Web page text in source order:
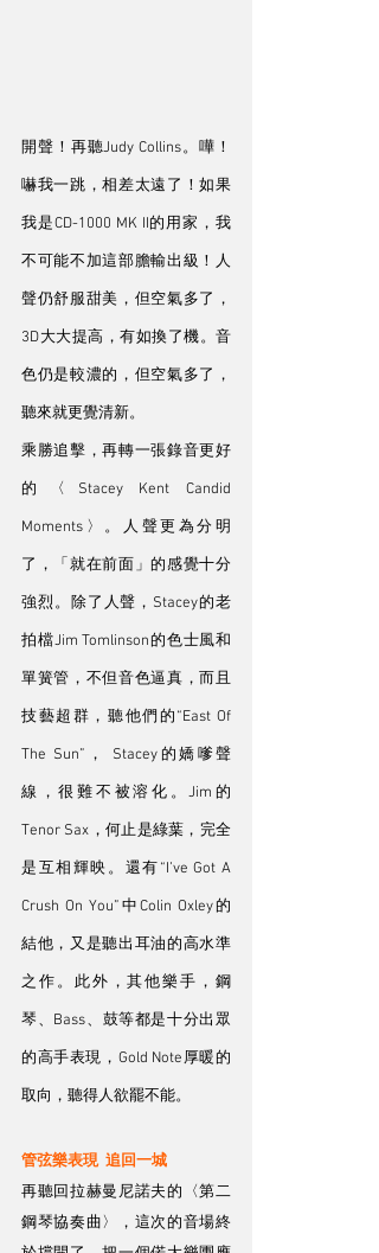
開聲！再聽Judy Collins。嘩！
嚇我一跳，相差太遠了！如果
我是CD-1000 MK II的用家，我
不可能不加這部膽輸出級！人
聲仍舒服甜美，但空氣多了，
3D大大提高，有如換了機。音
色仍是較濃的，但空氣多了，
聽來就更覺清新。
乘勝追擊，再轉一張錄音更好
的〈Stacey Kent Candid
Moments〉。人聲更為分明
了，「就在前面」的感覺十分
強烈。除了人聲，Stacey的老
拍檔Jim Tomlinson的色士風和
單簧管，不但音色逼真，而且
技藝超群，聽他們的“East Of
The Sun”， Stacey的嬌嗲聲
線，很難不被溶化。Jim的
Tenor Sax，何止是綠葉，完全
是互相輝映。還有“I’ve Got A
Crush On You”中Colin Oxley的
結他，又是聽出耳油的高水準
之作。此外，其他樂手，鋼
琴、Bass、鼓等都是十分出眾
的高手表現，Gold Note厚暖的
取向，聽得人欲罷不能。
管弦樂表現  追回一城
再聽回拉赫曼尼諾夫的〈第二
鋼琴協奏曲〉，這次的音場終